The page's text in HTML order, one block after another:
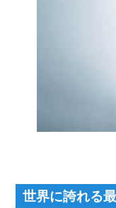
世界に誇れる